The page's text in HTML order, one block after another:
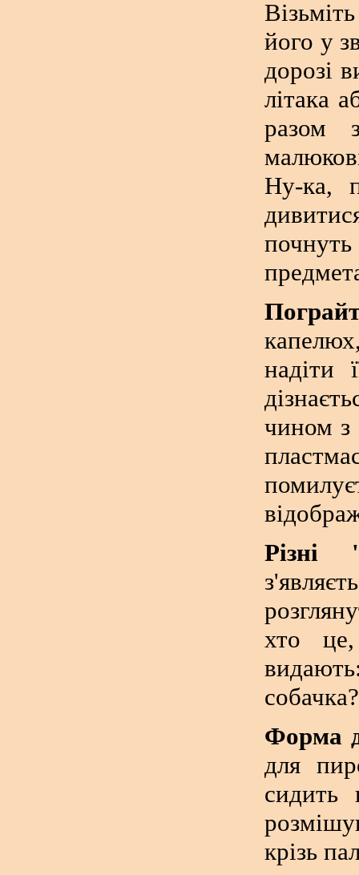
його у
дорозі
літака
разом
Ну-ка,
надіти
чином з
Різні
хто
Форма
для
сидить
крізь